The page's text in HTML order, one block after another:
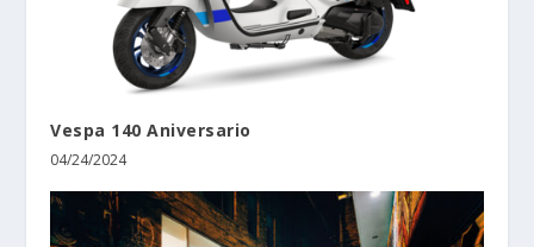
Vespa 140 Aniversario
04/24/2024